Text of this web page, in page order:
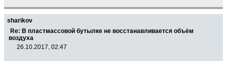
sharikov
Re: В пластмассовой бутылке не восстанавливается объём
воздуха
26.10.2017, 02:47